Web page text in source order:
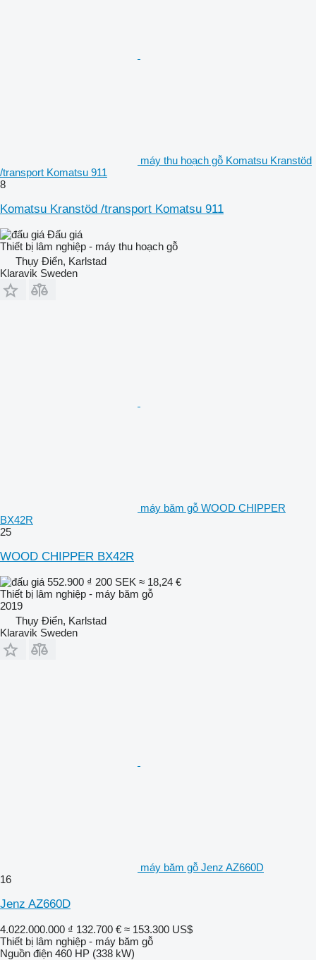
máy thu hoạch gỗ Komatsu Kranstöd
/transport Komatsu 911
8
Komatsu Kranstöd /transport Komatsu 911
Đấu giá
Thiết bị lâm nghiệp - máy thu hoạch gỗ
Thụy Điển, Karlstad
Klaravik Sweden
máy băm gỗ WOOD CHIPPER
BX42R
25
WOOD CHIPPER BX42R
552.900 ₫ 200 SEK ≈ 18,24 €
Thiết bị lâm nghiệp - máy băm gỗ
2019
Thụy Điển, Karlstad
Klaravik Sweden
máy băm gỗ Jenz AZ660D
16
Jenz AZ660D
4.022.000.000 ₫ 132.700 € ≈ 153.300 US$
Thiết bị lâm nghiệp - máy băm gỗ
Nguồn điện 460 HP (338 kW)